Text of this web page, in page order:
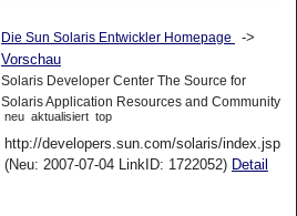
Die Sun Solaris Entwickler Homepage
->
Vorschau
Solaris Developer Center The Source for
Solaris Application Resources and Community
neu aktualisiert top
http://developers.sun.com/solaris/index.jsp
(Neu: 2007-07-04 LinkID: 1722052) Detail